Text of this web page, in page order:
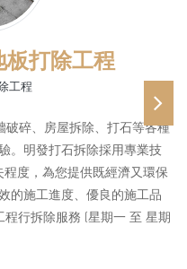
打除工程
工程
碎、房屋拆除、打石等各種
。明發打石拆除採用專業技
度，為您提供既經濟又環保
的施工進度、優良的施工品
行拆除服務 (星期一 至 星期